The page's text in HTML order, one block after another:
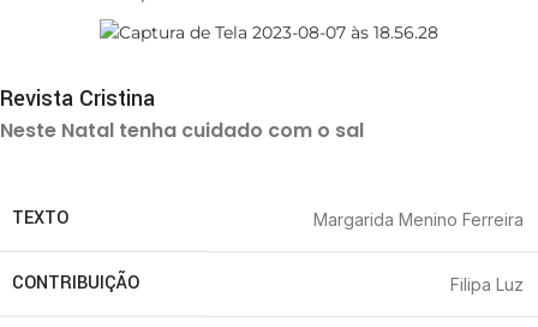
Revista Cristina
Neste Natal tenha cuidado com o sal
TEXTO Margarida Menino Ferreira
CONTRIBUIÇÃO Filipa Luz